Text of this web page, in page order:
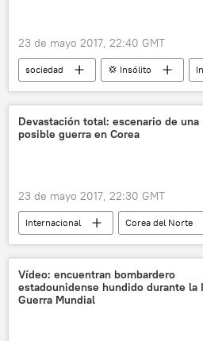
23 de mayo 2017, 22:40 GMT
sociedad 💢 Insólito
⚽ Deportes
Ultimate Fighting Championship (UFC)
mujeres
redes sociales
Devastación total: escenario de una
posible guerra en Corea
23 de mayo 2017, 22:30 GMT
Internacional
Corea del Norte
Corea del Sur
🌏 Asia
🛡️ Zonas de conflicto
noticias
Vídeo: encuentran bombardero
estadounidense hundido durante la
Guerra Mundial